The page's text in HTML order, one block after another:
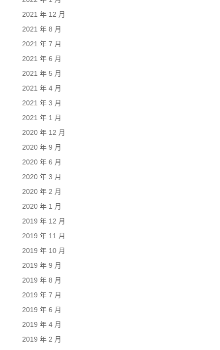
2021 年 12 月
2021 年 8 月
2021 年 7 月
2021 年 6 月
2021 年 5 月
2021 年 4 月
2021 年 3 月
2021 年 1 月
2020 年 12 月
2020 年 9 月
2020 年 6 月
2020 年 3 月
2020 年 2 月
2020 年 1 月
2019 年 12 月
2019 年 11 月
2019 年 10 月
2019 年 9 月
2019 年 8 月
2019 年 7 月
2019 年 6 月
2019 年 4 月
2019 年 2 月